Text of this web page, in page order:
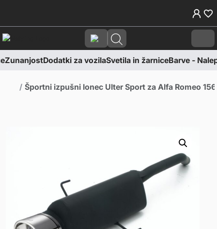
Cart
ZunanjostDodatki za vozilaSvetila in žarniceBarve -
Domov
Športni izpušni lonec Ulter Sport za Alfa Romeo